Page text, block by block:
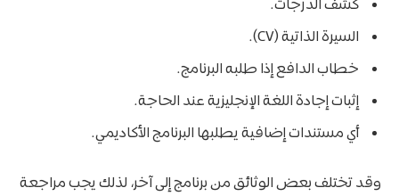
كشف الدرجات.
السيرة الذاتية (CV).
خطاب الدافع إذا طلبه البرنامج.
إثبات إجادة اللغة الإنجليزية عند الحاجة.
أي مستندات إضافية يطلبها البرنامج الأكاديمي.
وقد تختلف بعض الوثائق من برنامج إلى آخر، لذلك يجب مراجعة